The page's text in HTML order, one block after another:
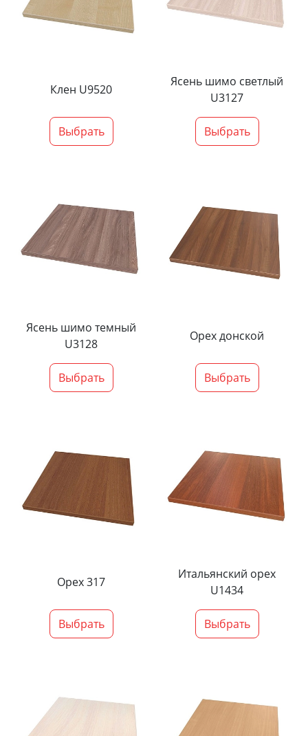
Клен U9520
Выбрать
Ясень шимо светлый
U3127
Выбрать
Ясень шимо темный
U3128
Выбрать
Орех донской
Выбрать
Орех 317
Выбрать
Итальянский орех
U1434
Выбрать